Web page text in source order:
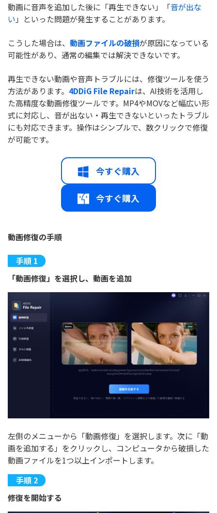
動画に音声を追加した後に「再生できない」「音が出な
い 」といった問題が発生することがあります。
こうした場合は、 動画ファイルの破損が原因になっている
可能性があり、通常の編集では解決できないです。
再生できない動画や音声トラブルには、修復ツールを使う
方法があります。 4DDiG File Repairは、AI技術を活用し
た高精度な動画修復ツールです。MP4やMOVなど幅広い形
式に対応し、音が出ない・再生できないといったトラブル
にも対応できます。操作はシンプルで、数クリックで修復
が可能です。
今すぐ購入
今すぐ購入
動画修復の手順
「動画修復」を選択し、動画を追加
左側のメニューから「動画修復」を選択します。次に「動
画を追加する」をクリックし、コンピュータから破損した
動画ファイルを1つ以上インポートします。
修復を開始する